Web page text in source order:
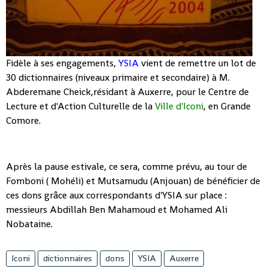
Fidèle à ses engagements, YSIA vient de remettre un lot de
30 dictionnaires (niveaux primaire et secondaire) à M.
Abderemane Cheick,résidant à Auxerre, pour le Centre de
Lecture et d'Action Culturelle de laVille d'Iconi, en Grande
Comore.
Après la pause estivale, ce sera, comme prévu, au tour de
Fomboni ( Mohéli) et Mutsamudu (Anjouan) de bénéficier de
ces dons grâce aux correspondants d'YSIA sur place :
messieurs Abdillah Ben Mahamoud et Mohamed Ali
Nobataine.
Iconi dictionnaires dons YSIA Auxerre